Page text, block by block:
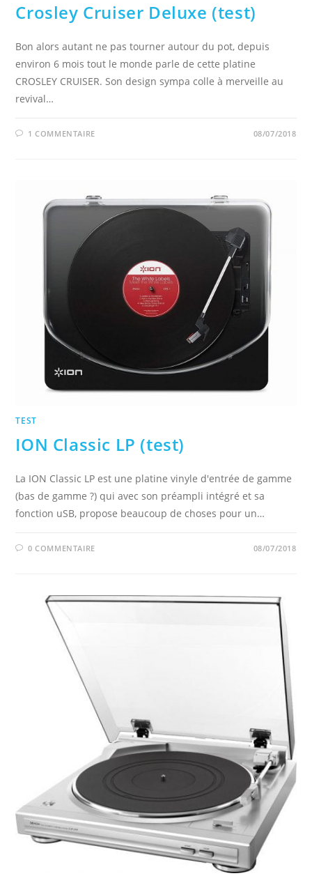
Crosley Cruiser Deluxe (test)
Bon alors autant ne pas tourner autour du pot, depuis
environ 6 mois tout le monde parle de cette platine
CROSLEY CRUISER. Son design sympa colle à merveille au
revival…
1 COMMENTAIRE 08/07/2018
TEST
ION Classic LP (test)
La ION Classic LP est une platine vinyle d'entrée de gamme
(bas de gamme ?) qui avec son préampli intégré et sa
fonction uSB, propose beaucoup de choses pour un…
0 COMMENTAIRE 08/07/2018